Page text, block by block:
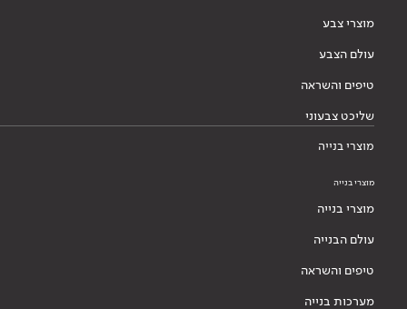
מוצרי צבע
עולם הצבע
טיפים והשראה
שליכט צבעוני
מוצרי בנייה
מוצרי בנייה
מוצרי בנייה
עולם הבנייה
טיפים והשראה
מערכות בנייה